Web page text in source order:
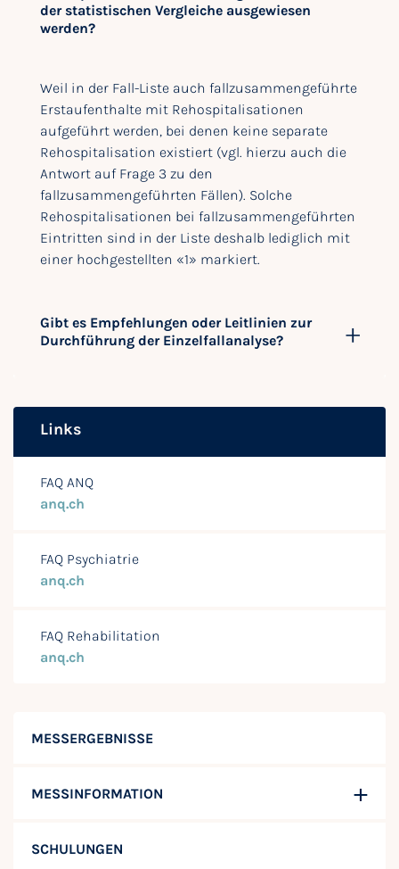
MESSERGEBNISSE
MESSINFORMATION
SCHULUNGEN
der statistischen Vergleiche ausgewiesen
werden?
Weil in der Fall-Liste auch fallzusammengeführte
Erstaufenthalte mit Rehospitalisationen
aufgeführt werden, bei denen keine separate
Rehospitalisation existiert (vgl. hierzu auch die
Antwort auf Frage 3 zu den
fallzusammengeführten Fällen). Solche
Rehospitalisationen bei fallzusammengeführten
Eintritten sind in der Liste deshalb lediglich mit
einer hochgestellten «1» markiert.
Gibt es Empfehlungen oder Leitlinien zur
Durchführung der Einzelfallanalyse?
Links
FAQ ANQ
anq.ch
FAQ Psychiatrie
anq.ch
FAQ Rehabilitation
anq.ch